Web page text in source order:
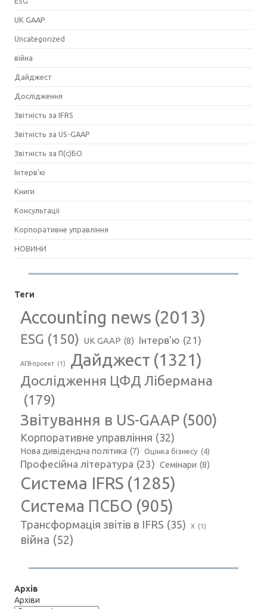
UK GAAP
Uncategorized
війна
Дайджест
Дослідження
Звітність за IFRS
Звітність за US-GAAP
Звітність за П(с)БО
Інтерв'ю
Книги
Консультації
Корпоративне управління
НОВИНИ
Теги
Accounting news (2013)
ESG (150) UK GAAP (8) Інтерв'ю (21)
АГВ-проект (1) Дайджест (1321)
Дослідження ЦФД Лібермана
(179)
Звітування в US-GAAP (500)
Корпоративне управління (32)
Нова дивідендна політика (7) Оцінка бізнесу (4)
Професійна література (23) Семінари (8)
Система IFRS (1285)
Система ПСБО (905)
Трансформація звітів в IFRS (35) Х (1)
війна (52)
Архів
Архіви